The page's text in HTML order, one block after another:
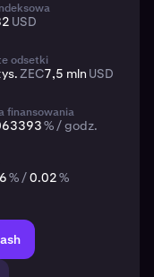
USD
odsetki
ZEC7,5 mln USD
finansowania
% / godz.
% /0.02%